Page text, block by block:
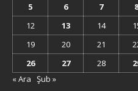
5
6 7 8
12
13 14
19
20 21
26
27 28
« Ara Şub »